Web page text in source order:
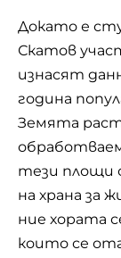
Докато е
Скатов
изнасят
година
Земята
тези площи
на храна за
ние хората
които се